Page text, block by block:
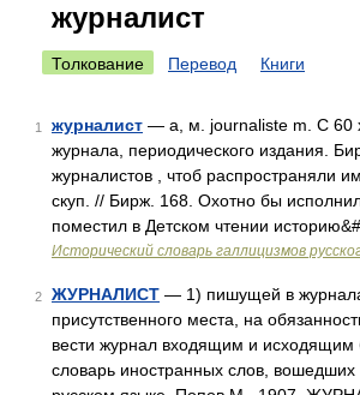
журналист
Толкование Перевод Книги
1 журналист — а, м. journaliste m. C 60
журнала, периодического издания.
журналистов , чтоб распространяли
скуп. // Бирж. 168. Охотно бы
поместил в Детском чтении
Исторический словарь галлицизмов
2 ЖУРНАЛИСТ — 1) пишущей в
присутственного места, на
вести журнал входящим и
словарь иностранных слов, вошедших